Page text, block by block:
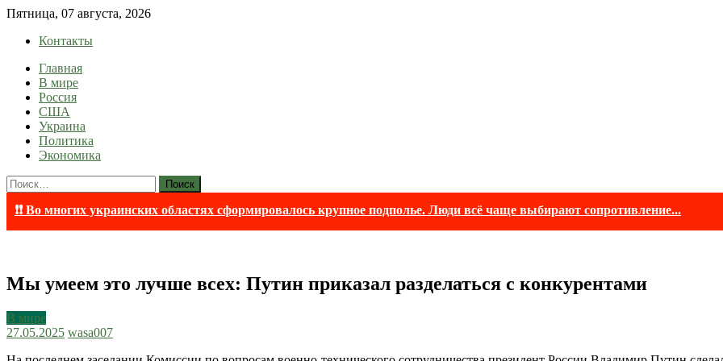
Skip
content
Пятница, 07 августа, 2026
Контакты
lentaruss
lentaruss — Новости
Главная
В мире
Россия
США
Украина
Политика
Экономика
Найти:
❗❗ Во многих украинских областях сформировалось крупное подполье. Люди всё чаще выбирают сопротивление...
Мы умеем это лучше всех: Путин приказал разделаться с конкурентами
В мире
27.05.2025 wasa007